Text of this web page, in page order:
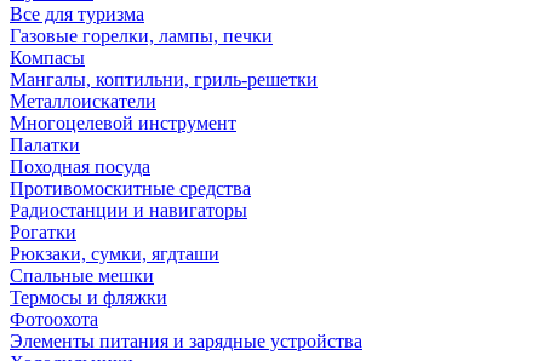
Все для туризма
Газовые горелки, лампы, печки
Компасы
Мангалы, коптильни, гриль-решетки
Металлоискатели
Многоцелевой инструмент
Палатки
Походная посуда
Противомоскитные средства
Радиостанции и навигаторы
Рогатки
Рюкзаки, сумки, ягдташи
Спальные мешки
Термосы и фляжки
Фотоохота
Элементы питания и зарядные устройства